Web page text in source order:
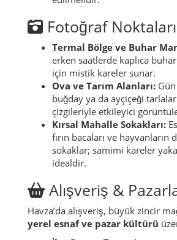
Fotoğraf Noktaları
Termal Bölge ve Buhar
erken saatlerde kaplıca
için mistik kareler sunar.
Ova ve Tarım Alanları:
buğday ya da ayçiçeği
çizgileriyle etkileyici
Kırsal Mahalle Sokakları:
fırın bacaları ve hayvanların
sokaklar; samimi kareler
idealdir.
Alışveriş &
Havza’da alışveriş, büyük zincir
yerel esnaf ve pazar kültürü